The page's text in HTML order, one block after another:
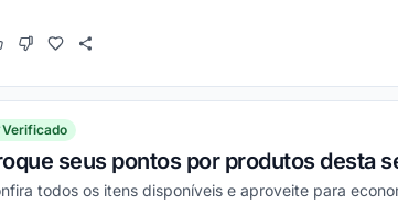
cupom funcionou
Este cupom não funcionou
Verificado
seus pontos por produtos desta
todos os itens disponíveis e aproveite para